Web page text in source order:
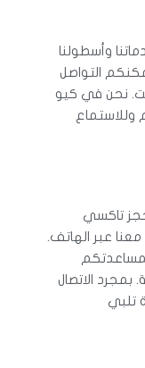
وأسطولنا
التواصل
نحن في كيو
وللاستماع
حجز تاكسي
عبر الهاتف.
لمساعدتكم
بمجرد الاتصال
تلبي